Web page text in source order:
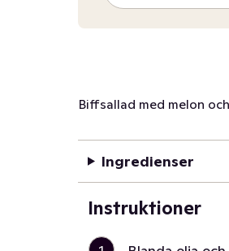
Biffsallad med melon
Ingredienser
Instruktioner